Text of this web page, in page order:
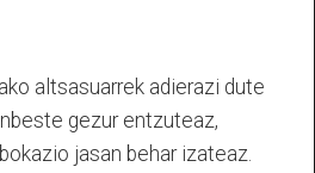
altsasuarrek adierazi dute
gezur entzuteaz,
jasan behar izateaz.